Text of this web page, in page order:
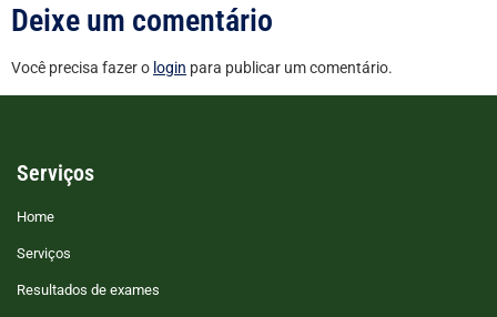
Deixe um comentário
Você precisa fazer o login para publicar um comentário.
Serviços
Home
Serviços
Resultados de exames